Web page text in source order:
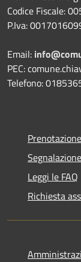
Codice Fiscale:
P.Iva:
Email:
PEC:
Telefono:
Leggi le FAQ
Richiesta